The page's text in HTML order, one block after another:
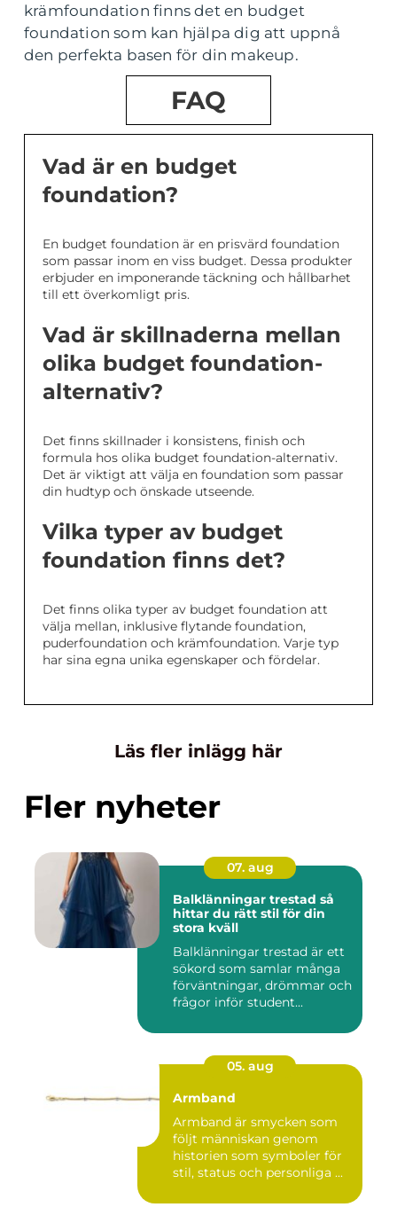
krämfoundation finns det en budget
foundation som kan hjälpa dig att uppnå
den perfekta basen för din makeup.
FAQ
Vad är en budget
foundation?
En budget foundation är en prisvärd foundation
som passar inom en viss budget. Dessa produkter
erbjuder en imponerande täckning och hållbarhet
till ett överkomligt pris.
Vad är skillnaderna mellan
olika budget foundation-
alternativ?
Det finns skillnader i konsistens, finish och
formula hos olika budget foundation-alternativ.
Det är viktigt att välja en foundation som passar
din hudtyp och önskade utseende.
Vilka typer av budget
foundation finns det?
Det finns olika typer av budget foundation att
välja mellan, inklusive flytande foundation,
puderfoundation och krämfoundation. Varje typ
har sina egna unika egenskaper och fördelar.
Läs fler inlägg här
Fler nyheter
07. aug
Balklänningar trestad så
hittar du rätt stil för din
stora kväll
Balklänningar trestad är ett
sökord som samlar många
förväntningar, drömmar och
frågor inför student...
05. aug
Armband
Armband är smycken som
följt människan genom
historien som symboler för
stil, status och personliga ...